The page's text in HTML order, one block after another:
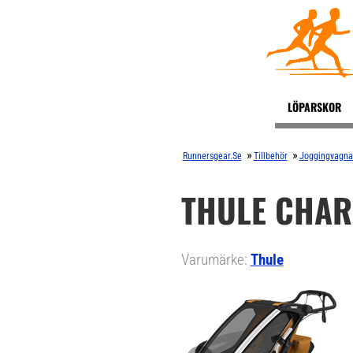
LÖPARSKOR
Runnersgear.se » Tillbehör »
THULE
Varumärke: Thule